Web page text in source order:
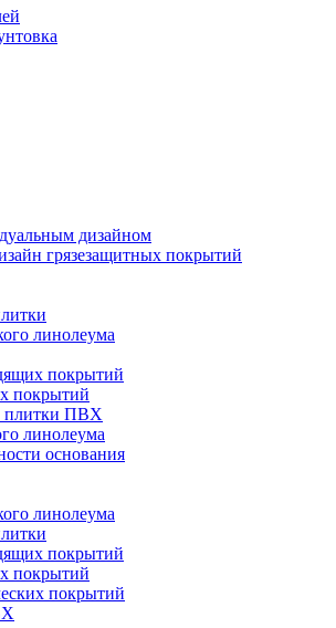
дизайном
грязезащитных покрытий
линолеума
покрытий
покрытий
плитки ПВХ
линолеума
основания
линолеума
покрытий
покрытий
покрытий